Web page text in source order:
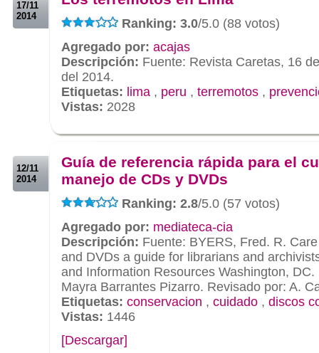
17/11
2014
Ranking: 3.0/5.0 (88 votos)
Agregado por: acajas
Descripción: Fuente: Revista Caretas, 16
del 2014.
Etiquetas: lima , peru , terremotos ,
Vistas: 2028
12/11
2014
Guía de referencia rápida para el
manejo de CDs y DVDs
Ranking: 2.8/5.0 (57 votos)
Agregado por: mediateca-cia
Descripción: Fuente: BYERS, Fred. R.
and DVDs a guide for librarians and
and Information Resources Washington,
Mayra Barrantes Pizarro. Revisado por: A.
Etiquetas: conservacion , cuidado , discos
Vistas: 1446
[Descargar]